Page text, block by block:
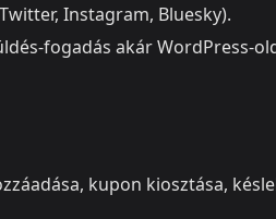
Instagram, Bluesky).
akár
kupon kiosztása,